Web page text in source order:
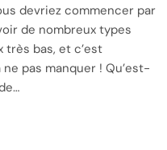
devriez commencer par
de nombreux types
très bas, et c’est
pas manquer ! Qu’est-